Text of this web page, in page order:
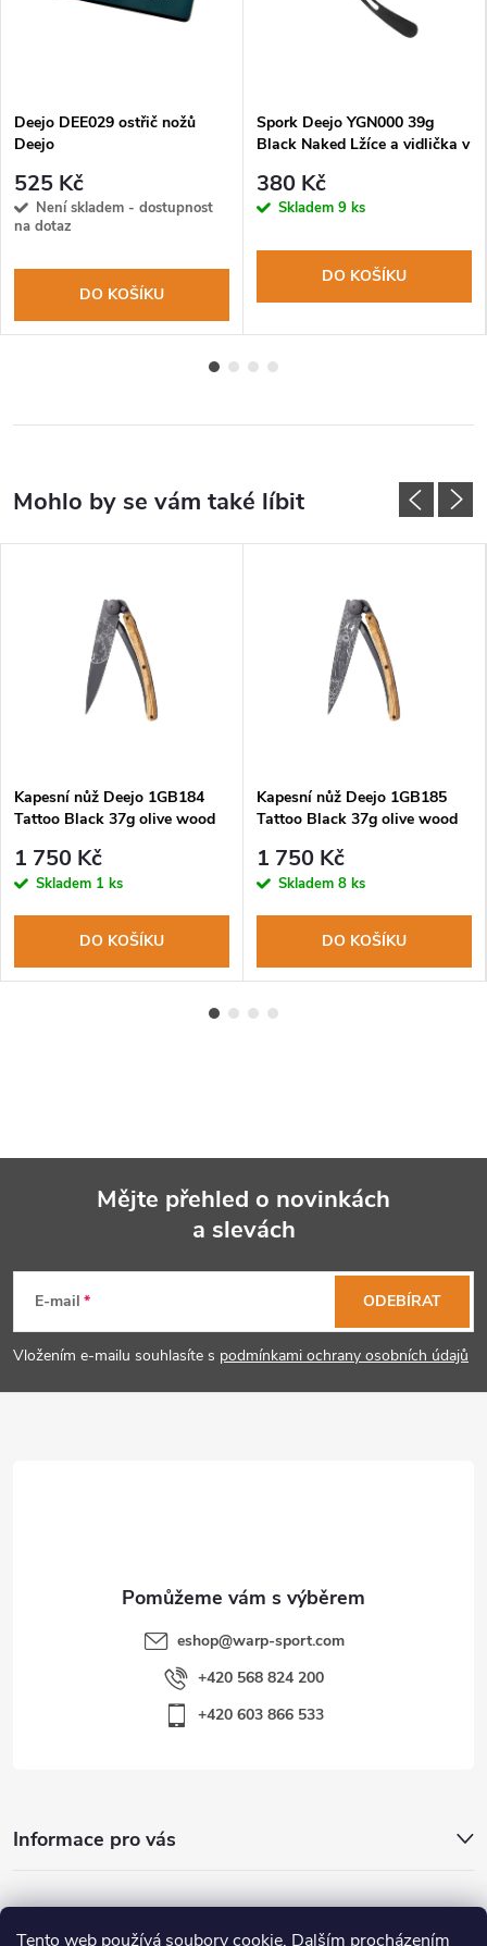
Tento web používá soubory cookie. Dalším procházením
Deejo DEE029 ostřič nožů
Deejo
525 Kč
Není skladem - dostupnost
na dotaz
DO KOŠÍKU
Spork Deejo YGN000 39g
Black Naked Lžíce a vidlička v
380 Kč
Skladem 9 ks
DO KOŠÍKU
Kapesní nůž Deejo 1GB184
Tattoo Black 37g olive wood
1 750 Kč
Skladem 1 ks
DO KOŠÍKU
Kapesní nůž Deejo 1GB185
Tattoo Black 37g olive wood
1 750 Kč
Skladem 8 ks
DO KOŠÍKU
p
a
Mějte přehled o novinkách
a slevách
E-mail
Vložením e-mailu souhlasíte s podmínkami ochrany osobních údajů
ODEBÍRAT
eshop@warp-sport.com
+420 568 824 200
+420 603 866 533
Informace pro vás
Nejhledanější